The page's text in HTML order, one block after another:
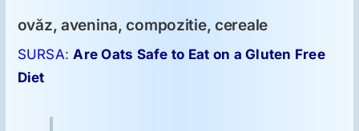
ovăz, avenina, compozitie, cereale
SURSA:Are Oats Safe to Eat on a Gluten Free
Diet